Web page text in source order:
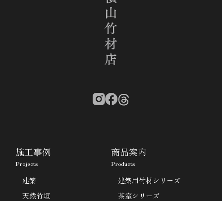
施工事例
Projects
建築
天然竹垣
商品案内
Products
建築用竹材シリーズ
茶室シリーズ